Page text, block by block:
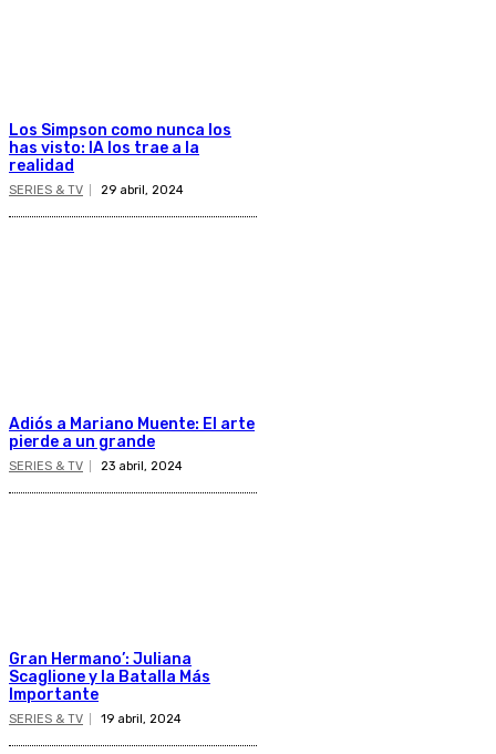
Los Simpson como nunca los
has visto: IA los trae a la
realidad
SERIES & TV 29 abril, 2024
Adiós a Mariano Muente: El arte
pierde a un grande
SERIES & TV 23 abril, 2024
Gran Hermano’: Juliana
Scaglione y la Batalla Más
Importante
SERIES & TV 19 abril, 2024